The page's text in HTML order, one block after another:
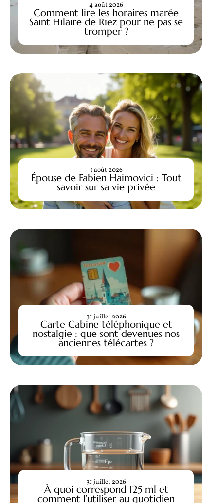
Comment lire les horaires marée
Saint Hilaire de Riez pour ne pas se
tromper ?
4 août 2026
Épouse de Fabien Haimovici : Tout
savoir sur sa vie privée
1 août 2026
Carte Cabine téléphonique et
nostalgie : que sont devenues nos
anciennes télécartes ?
31 juillet 2026
À quoi correspond 125 ml et
comment l’utiliser au quotidien
31 juillet 2026